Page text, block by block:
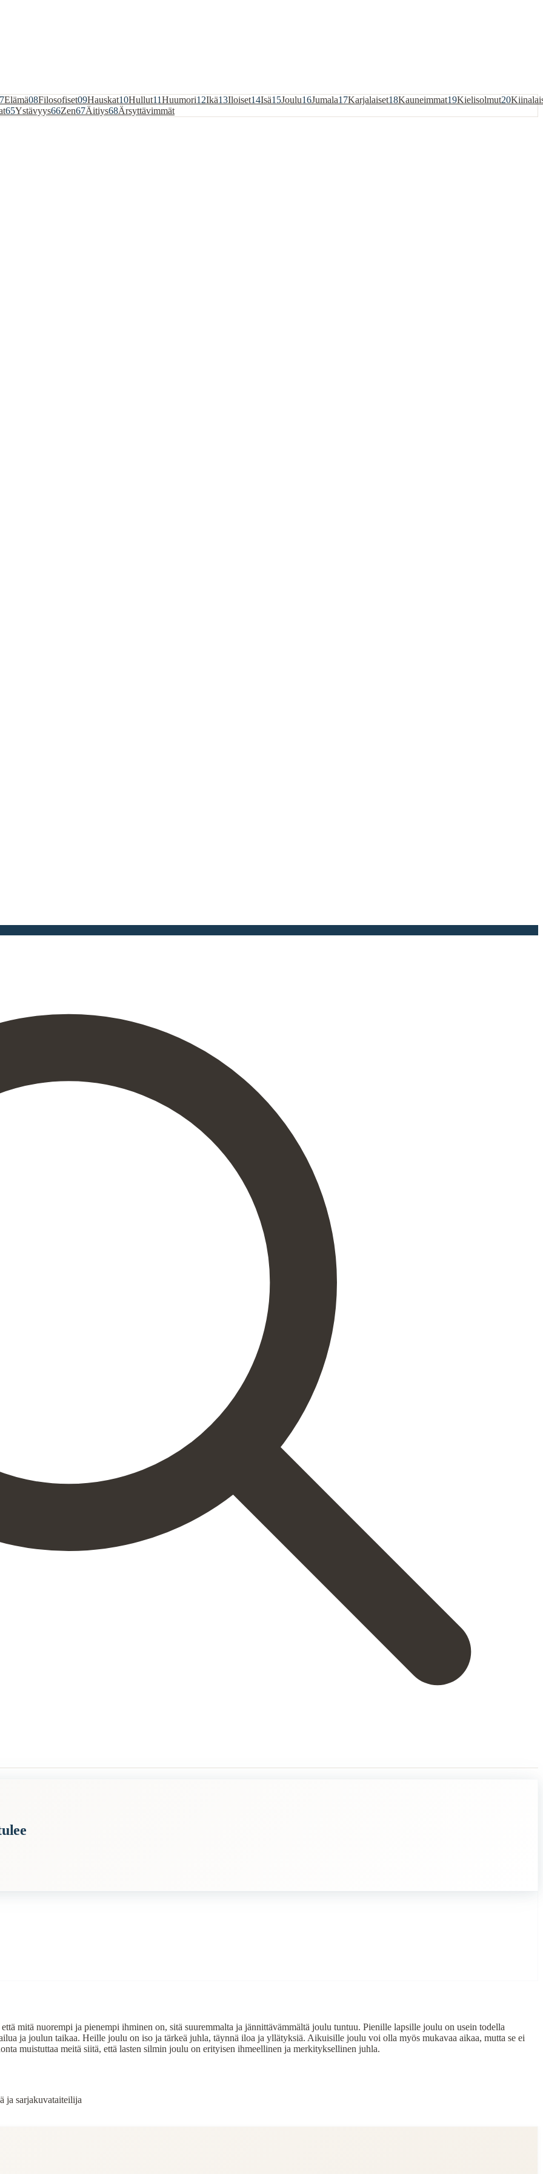
Elämä08Filosofiset09Hauskat10Hullut11Huumori12Ikä13Iloiset14Isä15Joulu16Jumala17Karjalaiset18Kauneimmat19Kielisolmut20
65Ystävyys66Zen67Äitiys68Ärsyttävimmät
tarkoittaa, että mitä nuorempi ja pienempi ihminen on, sitä suuremmalta ja jännittävämmältä joulu tuntuu. Pienille lapsille joulu on
mitä nuorempi ja pienempi ihminen on, sitä suuremmalta ja jännittävämmältä joulu tuntuu. Pienille lapsille joulu on usein todella
ja joulun taikaa. Heille joulu on iso ja tärkeä juhla, täynnä iloa ja yllätyksiä. Aikuisille joulu voi olla myös mukavaa aikaa, mutta se ei
muistuttaa meitä siitä, että lasten silmin joulu on erityisen ihmeellinen ja merkityksellinen juhla.
ja sarjakuvataiteilija